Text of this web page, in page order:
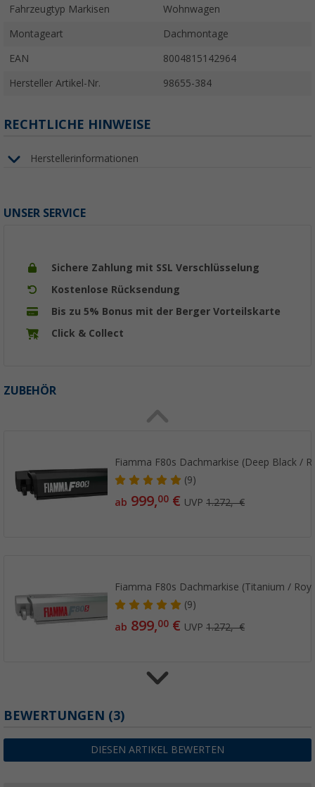
Fahrzeugtyp Markisen Wohnwagen
Montageart Dachmontage
EAN 8004815142964
Hersteller Artikel-Nr. 98655-384
RECHTLICHE HINWEISE
Herstellerinformationen
UNSER SERVICE
Sichere Zahlung mit SSL Verschlüsselung
Kostenlose Rücksendung
Bis zu 5% Bonus mit der Berger Vorteilskarte
Click & Collect
ZUBEHÖR
Fiamma F80s Dachmarkise (Deep Black /
(9)
ab 999,00 € UVP1.272,- €
Fiamma F80s Dachmarkise (Titanium /
(9)
ab 899,00 € UVP1.272,- €
Fiamma Tragestange Fixing-Bar Pro L
60,95€
BEWERTUNGEN (3)
DIESEN ARTIKEL BEWERTEN